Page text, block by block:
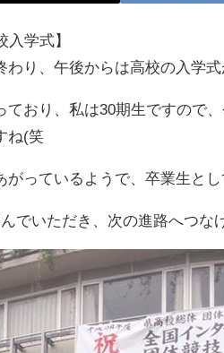
入学式】
わり、午後からは高校の入学式
ており、私は30期生ですので
ね(笑
がっているようで、卒業生とし
でいただき、次の進路へつな